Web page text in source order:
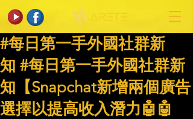
#每日第一手外國社群新
知 #每日第一手外國社群新
知【Snapchat新增兩個廣告
選擇以提高收入潛力🤖🤖